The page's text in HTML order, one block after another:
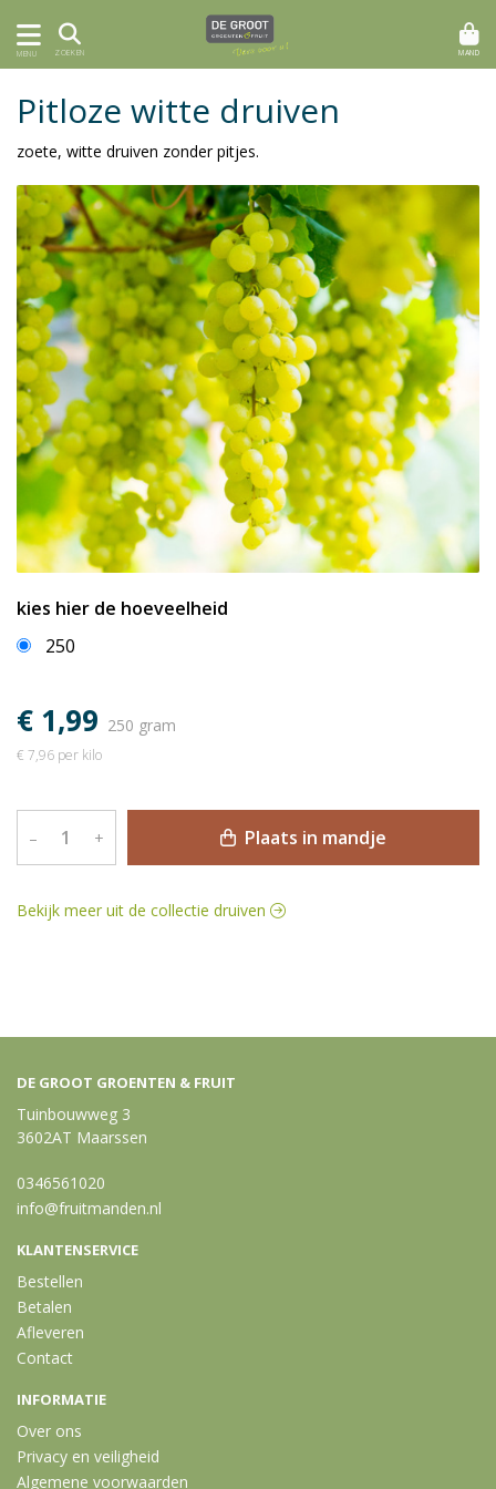
MENU ZOEKEN MAND
Pitloze witte druiven
zoete, witte druiven zonder pitjes.
kies hier de hoeveelheid
250
€ 1,99 250 gram
€ 7,96 per kilo
– + Plaats in mandje
Bekijk meer uit de collectie druiven
DE GROOT GROENTEN & FRUIT
Tuinbouwweg 3
3602AT Maarssen
0346561020
info@fruitmanden.nl
KLANTENSERVICE
Bestellen
Betalen
Afleveren
Contact
INFORMATIE
Over ons
Privacy en veiligheid
Algemene voorwaarden